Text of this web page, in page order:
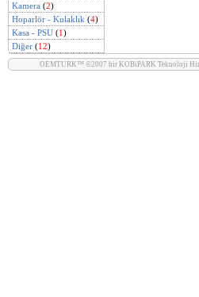
Kamera (2)
Hoparlör - Kulaklık (4)
Kasa - PSU (1)
Diğer (12)
OEMTURK™ ©2007 bir KOBiPARK Teknoloji